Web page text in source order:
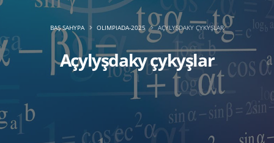
Açylyşdaky çykyşlar
BAŞ SAHYPA OLIMPIADA-2025 AÇYLYŞDAKY ÇYKYŞLAR